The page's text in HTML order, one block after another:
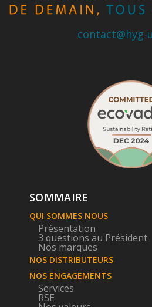
contact@hyg-
SOMMAIRE
QUI SOMMES NOUS
Présentation
3 questions au Président
Nos marques
NOS DISTRIBUTEURS
NOS ENGAGEMENTS
Services
RSE